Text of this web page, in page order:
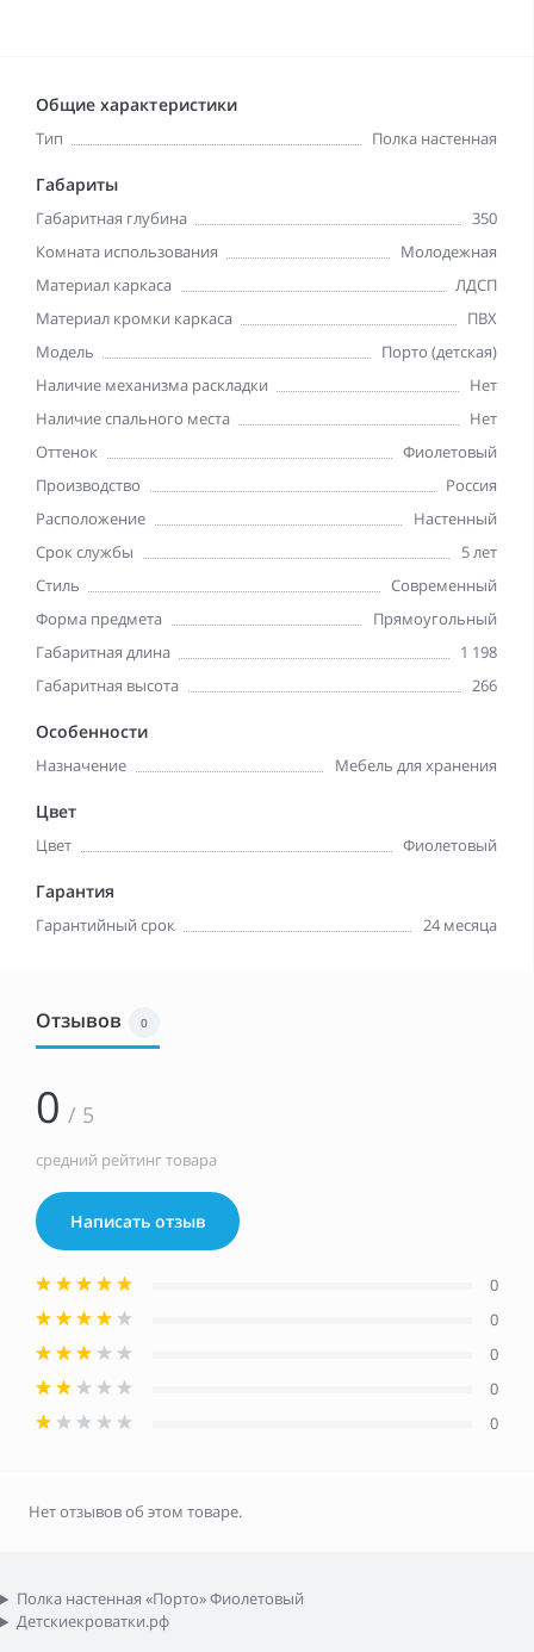
Общие характеристики
Тип Полка настенная
Габариты
Габаритная глубина
350
Комната использования
Молодежная
Материал каркаса
ЛДСП
Материал кромки каркаса
ПВХ
Модель
Порто (детская)
Наличие механизма раскладки
Нет
Наличие спального места
Нет
Оттенок
Фиолетовый
Производство
Россия
Расположение
Настенный
Срок службы
5 лет
Стиль
Современный
Форма предмета
Прямоугольный
Габаритная длина
1 198
Габаритная высота
266
Особенности
Назначение Мебель для хранения
Цвет
Цвет Фиолетовый
Гарантия
Гарантийный срок 24 месяца
Отзывов 0
0 / 5
средний рейтинг товара
Написать отзыв
0
0
0
0
0
Нет отзывов об этом товаре.
Полка настенная «Порто» Фиолетовый
Детскиекроватки.рф